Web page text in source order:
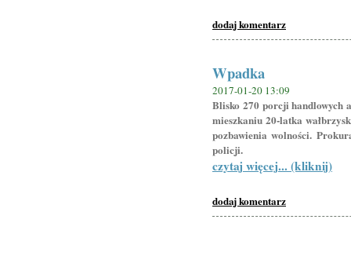
dodaj komentarz
Wpadka
2017-01-20 13:09
Blisko 270 porcji handlowych
mieszkaniu 20-latka
pozbawienia wolności.
policji.
czytaj więcej... (kliknij)
dodaj komentarz